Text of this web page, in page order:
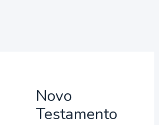
Novo
Testamento